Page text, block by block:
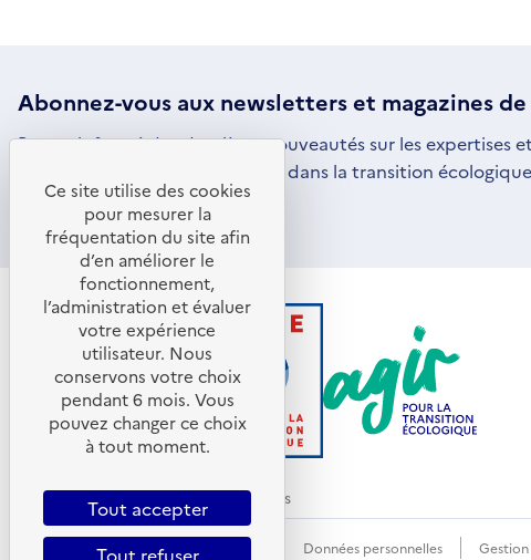
Abonnez-vous aux newsletterset magazines
Restez informé des dernières nouveautés sur les expertises
par l'ADEME pour vous engager dans la transition
S'ABONNER
S'OUVRE
DANS
UNE
NOUVELLE
FENÊTRE
© ADEME 2026 - Tous droits réservés
Accessibilité : non conforme Données personnelles
Ce site utilise des cookies
pour mesurer la
fréquentation du site afin
d’en améliorer le
fonctionnement,
l’administration et évaluer
votre expérience
utilisateur. Nous
conservons votre choix
pendant 6 mois. Vous
pouvez changer ce choix
à tout moment.
Tout accepter
Tout refuser